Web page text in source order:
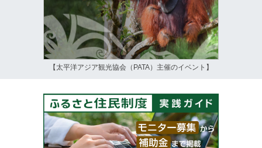
【太平洋アジア観光協会（PATA）主催のイベント】